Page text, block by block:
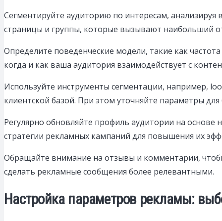
Сегментируйте аудиторию по интересам,
страницы и группы, которые вызывают наибольший
Определите поведенческие модели, такие как
когда и как ваша аудитория взаимодействует с
Используйте инструменты сегментации, например,
клиентской базой. При этом уточняйте параметры для
Регулярно обновляйте профиль аудитории на
стратегии рекламных кампаний для повышения их
Обращайте внимание на отзывы и комментарии,
сделать рекламные сообщения более релевантными.
Настройка параметров рекламы: